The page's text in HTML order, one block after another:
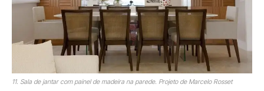
11. Sala de jantar com painel de madeira na parede. Projeto de Marcelo Rosset